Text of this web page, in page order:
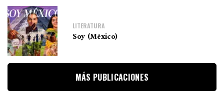
LITERATURA
Soy (México)
MÁS PUBLICACIONES